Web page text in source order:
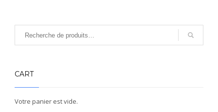
CART
Votre panier est vide.